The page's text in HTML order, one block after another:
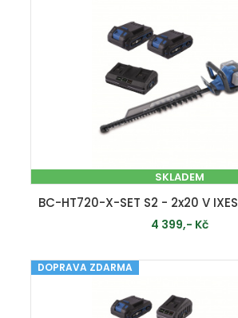
SKLADEM
4 399,- Kč
DOPRAVA ZDARMA